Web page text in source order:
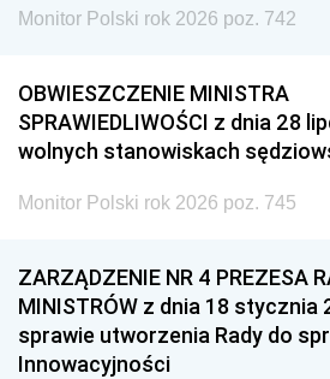
Monitor Polski rok 2026 poz. 742
OBWIESZCZENIE MINISTRA
SPRAWIEDLIWOŚCI z dnia 28
wolnych stanowiskach
Monitor Polski rok 2026 poz. 745
ZARZĄDZENIE NR 4 PREZESA
MINISTRÓW z dnia 18 stycznia
sprawie utworzenia Rady do
Innowacyjności